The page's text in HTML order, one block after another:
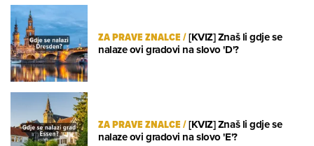
ZA PRAVE ZNALCE/[KVIZ] Znaš li gdje se
nalaze ovi gradovi na slovo 'D'?
ZA PRAVE ZNALCE/[KVIZ] Znaš li gdje se
nalaze ovi gradovi na slovo 'E'?